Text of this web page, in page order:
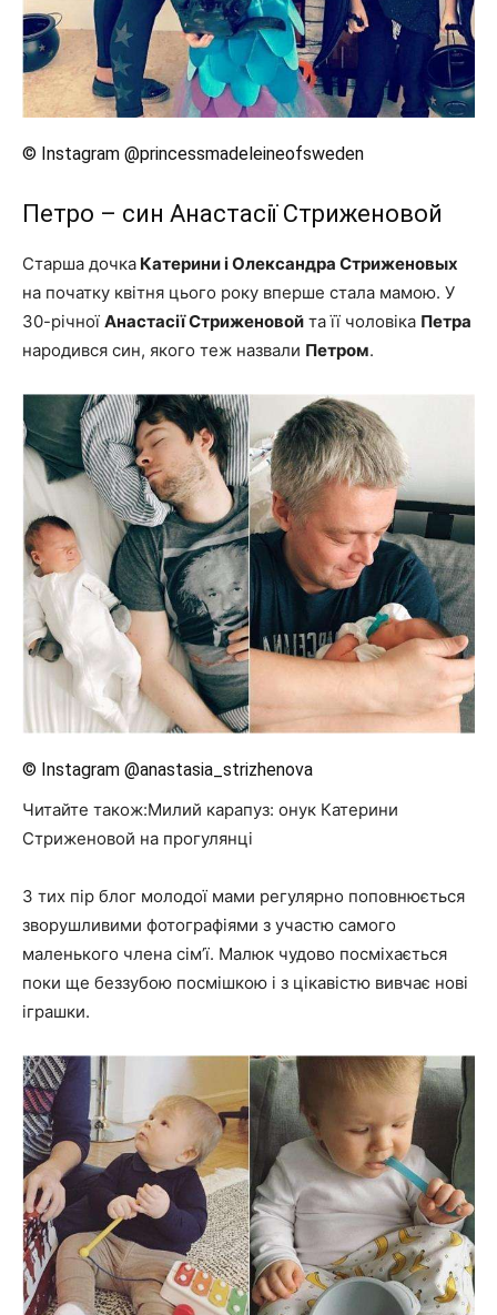
© Instagram @princessmadeleineofsweden
Петро – син Анастасії Стриженовой
Старша дочка Катерини і Олександра Стриженовых
на початку квітня цього року вперше стала мамою. У
30-річної Анастасії Стриженовой та її чоловіка Петра
народився син, якого теж назвали Петром.
© Instagram @anastasia_strizhenova
Читайте також:Милий карапуз: онук Катерини
Стриженовой на прогулянці
З тих пір блог молодої мами регулярно поповнюється
зворушливими фотографіями з участю самого
маленького члена сім’ї. Малюк чудово посміхається
поки ще беззубою посмішкою і з цікавістю вивчає нові
іграшки.